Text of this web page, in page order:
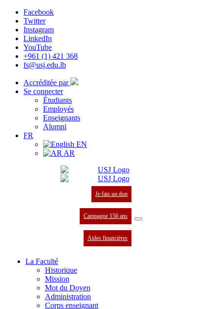
Facebook
Twitter
Instagram
LinkedIn
YouTube
+961 (1) 421 368
fs@usj.edu.lb
Accréditée par
Se connecter
Étudiants
Employés
Enseignants
Alumni
FR
EN
AR
Je fais un don
Campagne 150 ans
Aides financières
La Faculté
Historique
Mission
Mot du Doyen
Administration
Corps enseignant